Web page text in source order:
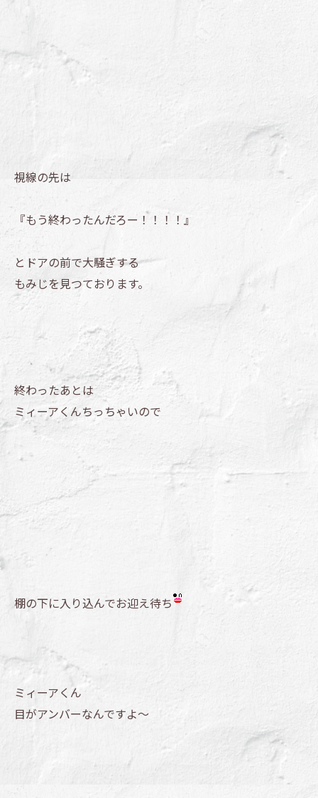
視線の先は
『もう終わったんだろー！！！！』
とドアの前で大騒ぎする
もみじを見つております。
終わったあとは
ミィーアくんちっちゃいので
棚の下に入り込んでお迎え待ち
ミィーアくん
目がアンバーなんですよ～